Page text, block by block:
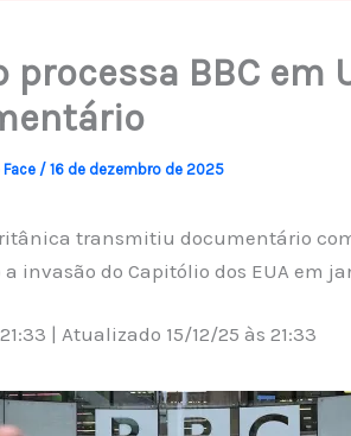
processa BBC em
/ 16 de dezembro de 2025
transmitiu documentário
invasão do Capitólio dos EUA em
| Atualizado 15/12/25 às 21:33